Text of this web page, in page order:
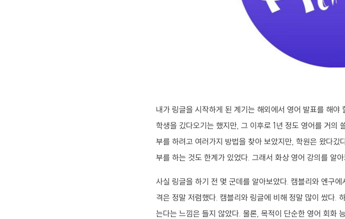
내가 링글을 시작하게 된 계기는 해외에서 영어 발표를 해
학생을 갔다오기는 했지만, 그 이후로 1년 정도 영어를 거의
부를 하려고 여러가지 방법을 찾아 보았지만, 학원은 왔다
부를 하는 것도 한계가 있었다. 그래서 화상 영어 강의를 알
사실 링글을 하기 전 몇 군데를 알아보았다. 캠블리와 엔구
격은 정말 저렴했다. 캠블리와 링글에 비해 정말 많이 쌌다.
는다는 느낌은 들지 않았다. 물론, 목적이 단순한 영어 회화